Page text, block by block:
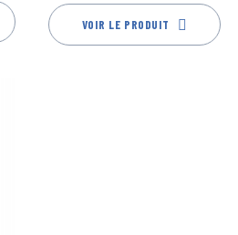
VOIR LE PRODUIT